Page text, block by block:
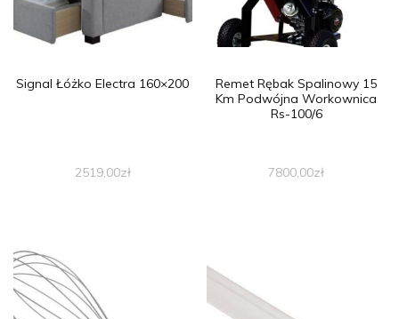
Signal Łóżko Electra 160×200
2519,00zł
Remet Rębak Spalinowy 15
Km Podwójna Workownica
Rs-100/6
7800,00zł